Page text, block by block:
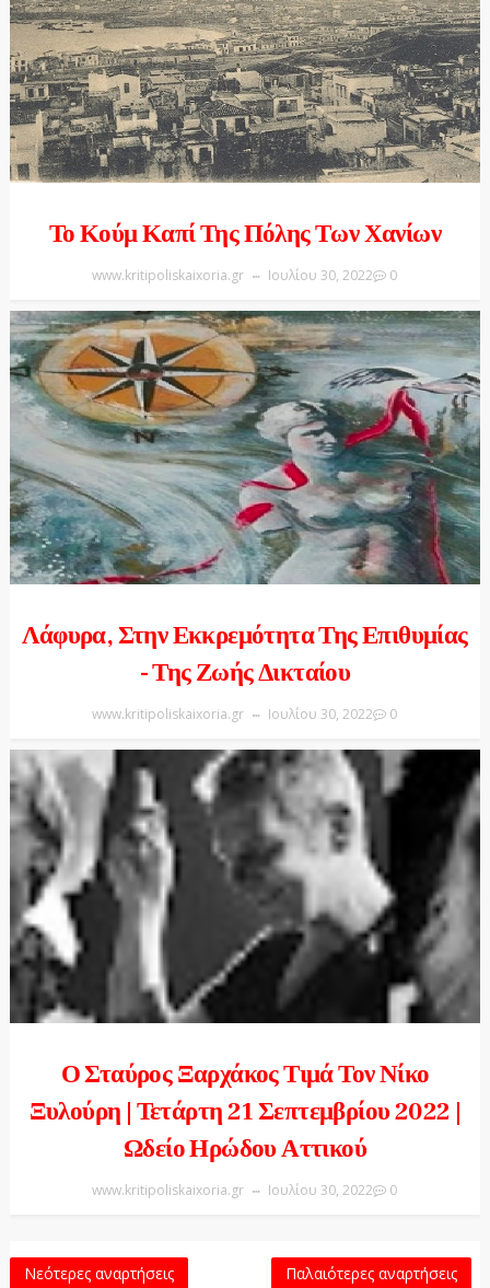
Το Κούμ Καπί Της Πόλης Των Χανίων
www.kritipoliskaixoria.gr Ιουλίου 30, 2022 0
Λάφυρα, Στην Εκκρεμότητα Της Επιθυμίας
- Της Ζωής Δικταίου
www.kritipoliskaixoria.gr Ιουλίου 30, 2022 0
Ο Σταύρος Ξαρχάκος Τιμά Τον Νίκο
Ξυλούρη | Τετάρτη 21 Σεπτεμβρίου 2022 |
Ωδείο Ηρώδου Αττικού
www.kritipoliskaixoria.gr Ιουλίου 30, 2022 0
Νεότερες αναρτήσεις Παλαιότερες αναρτήσεις